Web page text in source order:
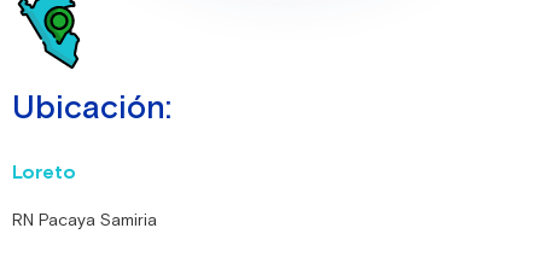
Ubicación:
Loreto
RN Pacaya Samiria